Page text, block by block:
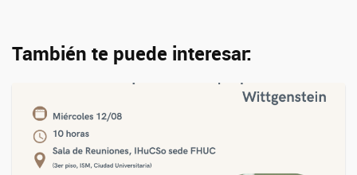
También te puede interesar: